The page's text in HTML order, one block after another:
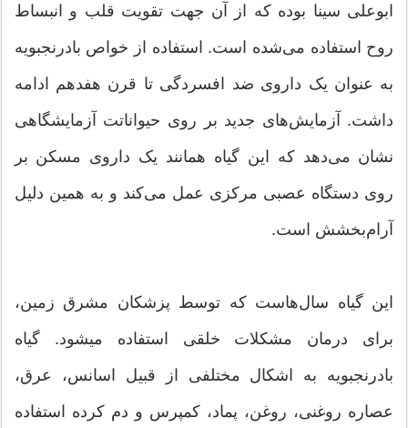
ابوعلی سینا بوده که از آن جهت تقویت قلب و انبساط
روح استفاده می‌شده است. استفاده از خواص بادرنجبویه
به عنوان یک داروی ضد افسردگی تا قرن هفدهم ادامه
داشت. آزمایش‌های جدید بر روی حیواناتت آزمایشگاهی
نشان می‌دهد که این گیاه همانند یک داروی مسکن بر
روی دستگاه عصبی مرکزی عمل می‌کند و به همین دلیل
آرام‌بخشش است.
این گیاه سال‌هاست که توسط پزشکان مشرق زمین،
برای درمان مشکلات خلقی استفاده میشود. گیاه
بادرنجبویه به اشکال مختلفی از قبیل اسانس، عرق،
عصاره روغنی، روغن، پماد، کمپرس و دم کرده استفاده